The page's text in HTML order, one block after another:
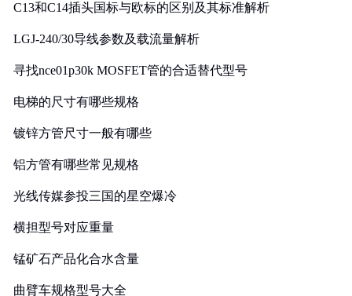
C13和C14插头国标与欧标的区别及其标准解析
LGJ-240/30导线参数及载流量解析
寻找nce01p30k MOSFET管的合适替代型号
电梯的尺寸有哪些规格
镀锌方管尺寸一般有哪些
铝方管有哪些常见规格
光线传媒参投三国的星空爆冷
横担型号对应重量
锰矿石产品化合水含量
曲臂车规格型号大全